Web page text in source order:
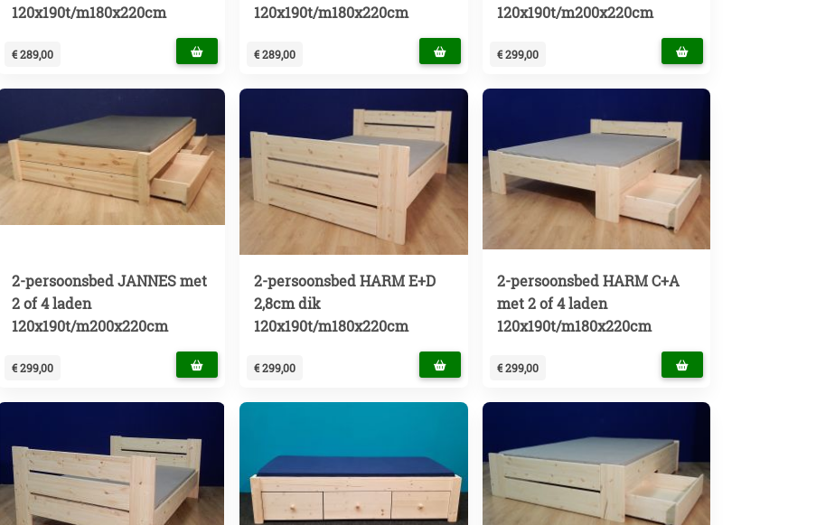
120x190t/m180x220cm
€ 289,00
120x190t/m180x220cm
€ 289,00
120x190t/m200x220cm
€ 299,00
2-persoonsbed JANNES met
2 of 4 laden
120x190t/m200x220cm
€ 299,00
2-persoonsbed HARM E+D
2,8cm dik
120x190t/m180x220cm
€ 299,00
2-persoonsbed HARM C+A
met 2 of 4 laden
120x190t/m180x220cm
€ 299,00